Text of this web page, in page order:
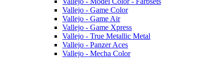
Vallejo - Game Color
Vallejo - Game Air
Vallejo - Game Xpress
Vallejo - True Metallic Metal
Vallejo - Panzer Aces
Vallejo - Mecha Color